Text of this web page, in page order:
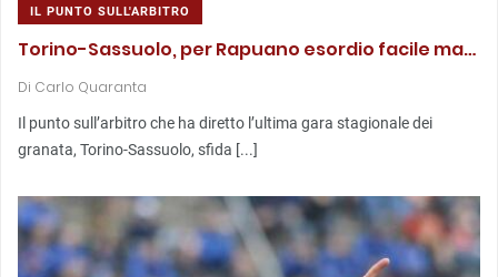
IL PUNTO SULL'ARBITRO
Torino-Sassuolo, per Rapuano esordio facile ma…
Di Carlo Quaranta
Il punto sull’arbitro che ha diretto l’ultima gara stagionale dei
granata, Torino-Sassuolo, sfida [...]